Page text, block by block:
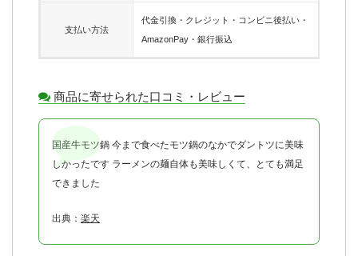
支払い方法
代金引換・クレジット・コンビニ後払い・
AmazonPay・銀行振込
商品に寄せられた口コミ・レビュー
国産牛モツ鍋 今まで食べたモツ鍋のなかでダントツに美味
しかったです ラーメンの麺自体も美味しくて、とても満足
できました
出典： 楽天